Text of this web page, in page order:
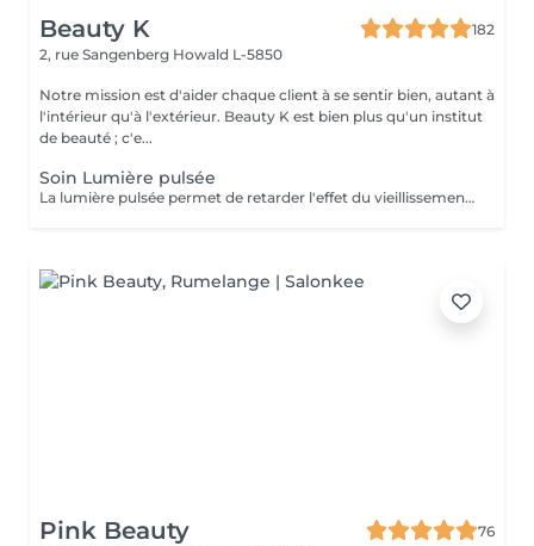
Beauty K
182
2, rue Sangenberg Howald L-5850
Notre mission est d'aider chaque client à se sentir bien, autant à
l'intérieur qu'à l'extérieur. Beauty K est bien plus qu'un institut
de beauté ; c'e...
Soin Lumière pulsée
La lumière pulsée permet de retarder l'effet du vieillissement cutané. Ce soin photo rajeunissant transforme la lumière en chaleur ce qui stimule la génération de collagène et d'élastines. ATTENTION - Ne pas être sous traitement médicamenteux photo sensibilisant au moment du traitement.
Pink Beauty
76